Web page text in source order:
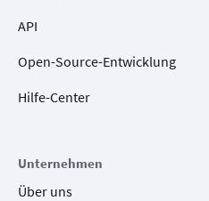
API
Open-Source-Entwicklung
Hilfe-Center
Unternehmen
Über uns